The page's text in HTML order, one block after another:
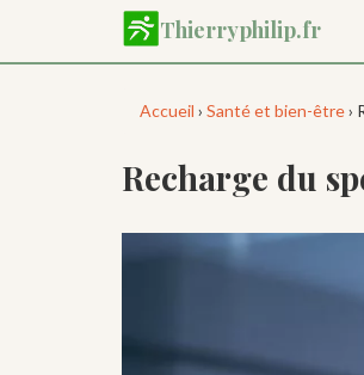
contenu
Thierryphilip.fr
Accueil › Santé et bien-être›
Recharge du